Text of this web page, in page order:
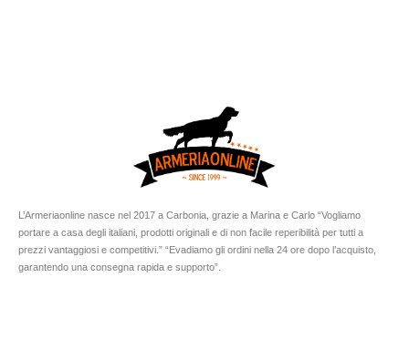
L’Armeriaonline nasce nel 2017 a Carbonia, grazie a Marina e Carlo “Vogliamo
portare a casa degli italiani, prodotti originali e di non facile reperibilità per tutti a
prezzi vantaggiosi e competitivi.” “Evadiamo gli ordini nella 24 ore dopo l’acquisto,
garantendo una consegna rapida e supporto”.